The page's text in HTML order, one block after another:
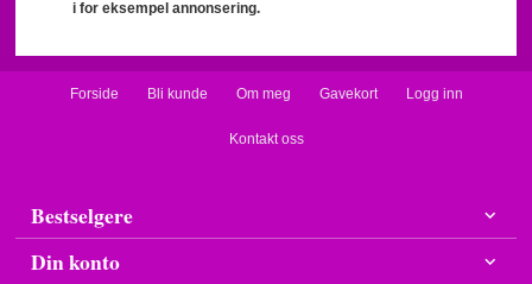
i for eksempel annonsering.
Forside Bli kunde Om meg Gavekort Logg inn
Kontakt oss
Bestselgere
Din konto